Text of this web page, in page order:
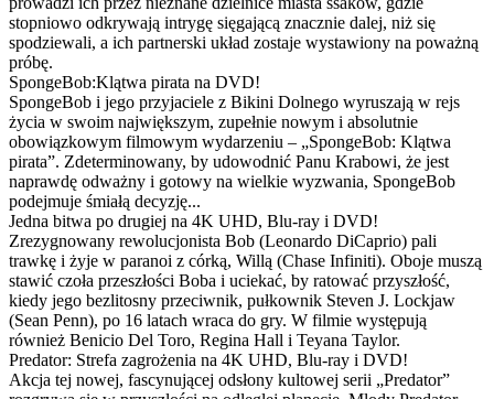
stopniowo odkrywają intrygę sięgającą znacznie dalej, niż się
spodziewali, a ich partnerski układ zostaje wystawiony na poważną
próbę.
SpongeBob:Klątwa pirata na DVD!
SpongeBob i jego przyjaciele z Bikini Dolnego wyruszają w rejs
życia w swoim największym, zupełnie nowym i absolutnie
obowiązkowym filmowym wydarzeniu – „SpongeBob: Klątwa
pirata”. Zdeterminowany, by udowodnić Panu Krabowi, że jest
naprawdę odważny i gotowy na wielkie wyzwania, SpongeBob
podejmuje śmiałą decyzję...
Jedna bitwa po drugiej na 4K UHD, Blu-ray i DVD!
Zrezygnowany rewolucjonista Bob (Leonardo DiCaprio) pali
trawkę i żyje w paranoi z córką, Willą (Chase Infiniti). Oboje muszą
stawić czoła przeszłości Boba i uciekać, by ratować przyszłość,
kiedy jego bezlitosny przeciwnik, pułkownik Steven J. Lockjaw
(Sean Penn), po 16 latach wraca do gry. W filmie występują
również Benicio Del Toro, Regina Hall i Teyana Taylor.
Predator: Strefa zagrożenia na 4K UHD, Blu-ray i DVD!
Akcja tej nowej, fascynującej odsłony kultowej serii „Predator”